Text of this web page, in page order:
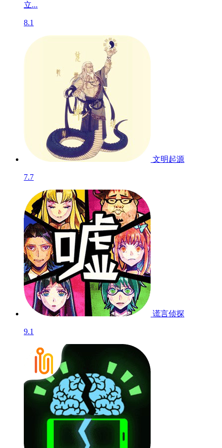
立...
8.1
文明起源
7.7
谎言侦探
9.1